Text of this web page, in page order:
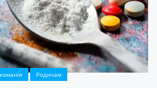
Родичам